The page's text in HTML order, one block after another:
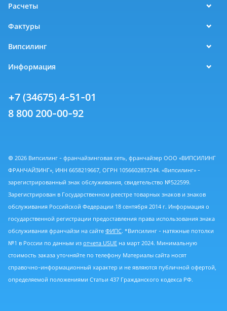
Расчеты
Фактуры
Випсилинг
Информация
+7 (34675) 4-51-01
8 800 200-00-92
© 2026 Випсилинг - франчайзинговая сеть, франчайзер ООО «ВИПСИЛИНГ
ФРАНЧАЙЗИНГ», ИНН 6658219667, ОГРН 1056602857244. «Випсилинг» -
зарегистрированный знак обслуживания, свидетельство №522599.
Зарегистрирован в Государственном реестре товарных знаков и знаков
обслуживания Российской Федерации 18 сентября 2014 г. Информация о
государственной регистрации предоставления права использования знака
обслуживания франчайзи на сайте ФИПС. *Випсилинг - натяжные потолки
№1 в России по данным из отчета USUE на март 2024. Минимальную
стоимость заказа уточняйте по телефону Материалы сайта носят
справочно-информационный характер и не являются публичной офертой,
определяемой положениями Статьи 437 Гражданского кодекса РФ.